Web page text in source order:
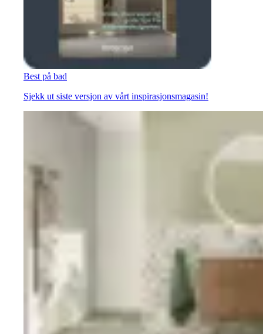
Best på bad
Sjekk ut siste versjon av vårt inspirasjonsmagasin!